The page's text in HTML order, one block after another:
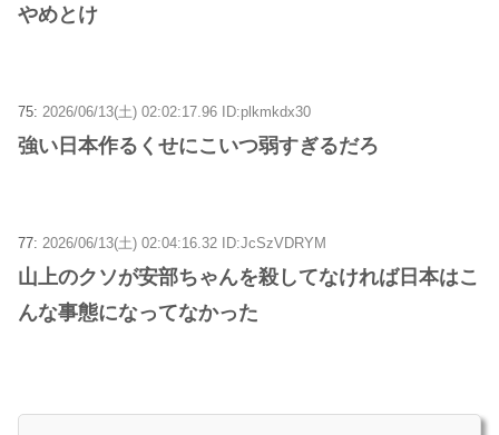
やめとけ
75: 2026/06/13(土) 02:02:17.96 ID:plkmkdx30
強い日本作るくせにこいつ弱すぎるだろ
77: 2026/06/13(土) 02:04:16.32 ID:JcSzVDRYM
山上のクソが安部ちゃんを殺してなければ日本はこ
んな事態になってなかった